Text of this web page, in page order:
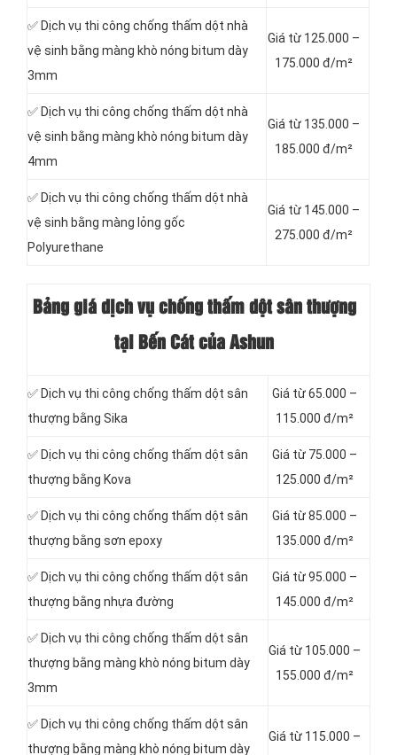
✅ Dịch vụ thi công chống thấm dột nhà
vệ sinh bằng màng khò nóng bitum dày
3mm
Giá từ 125.000 –
175.000 đ/m²
✅ Dịch vụ thi công chống thấm dột nhà
vệ sinh bằng màng khò nóng bitum dày
4mm
Giá từ 135.000 –
185.000 đ/m²
✅ Dịch vụ thi công chống thấm dột nhà
vệ sinh bằng màng lỏng gốc
Polyurethane
Giá từ 145.000 –
275.000 đ/m²
Bảng giá dịch vụ chống thấm dột sân thượng
tại Bến Cát của Ashun
✅ Dịch vụ thi công chống thấm dột sân
thượng bằng Sika
Giá từ 65.000 –
115.000 đ/m²
✅ Dịch vụ thi công chống thấm dột sân
thượng bằng Kova
Giá từ 75.000 –
125.000 đ/m²
✅ Dịch vụ thi công chống thấm dột sân
thượng bằng sơn epoxy
Giá từ 85.000 –
135.000 đ/m²
✅ Dịch vụ thi công chống thấm dột sân
thượng bằng nhựa đường
Giá từ 95.000 –
145.000 đ/m²
✅ Dịch vụ thi công chống thấm dột sân
thượng bằng màng khò nóng bitum dày
3mm
Giá từ 105.000 –
155.000 đ/m²
✅ Dịch vụ thi công chống thấm dột sân
thượng bằng màng khò nóng bitum dày
Giá từ 115.000 –